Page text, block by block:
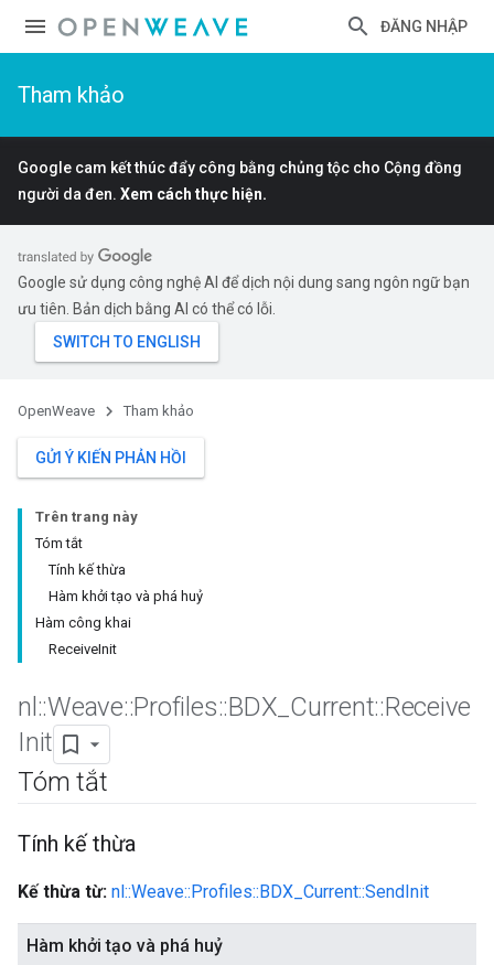
ĐĂNG NHẬP
Tham khảo
Google cam kết thúc đẩy công bằng chủng tộc cho Cộng đồng
người da đen. Xem cách thực hiện.
Google sử dụng công nghệ AI để dịch nội dung sang ngôn ngữ bạn
ưu tiên. Bản dịch bằng AI có thể có lỗi.
OpenWeave Tham khảo
GỬI Ý KIẾN PHẢN HỒI
Trên trang này
Tóm tắt
Tính kế thừa
Hàm khởi tạo và phá huỷ
Hàm công khai
ReceiveInit
nl ::Weave::Profiles::BDX Current::Receive
Init
Tóm tắt
Tính kế thừa
Kế thừa từ: nl::Weave::Profiles::BDX_Current::SendInit
Hàm khởi tạo và phá huỷ